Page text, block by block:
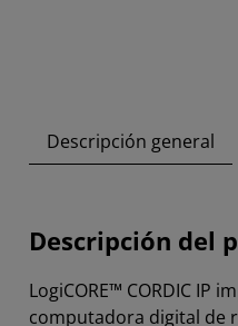
Descripción general
Descripción del
LogiCORE™ CORDIC IP
computadora digital de